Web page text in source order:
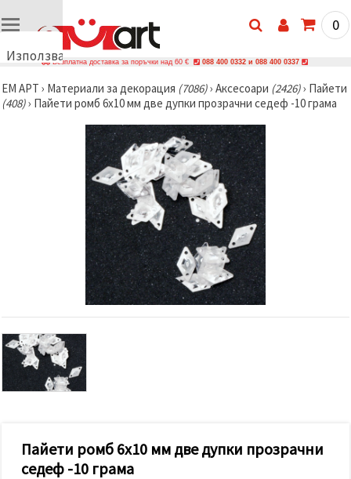
Използваме
🍪
Използваме
да
показваме
по-
релевантно
съдържание
и реклами,
включително
за анализ
маркетинг.
0
Безплатна доставка за поръчки над 60 € 088 400 0332 и 088 400 0337
ЕМ АРТ › Материали за декорация (7086)› Аксесоари (2426)› Пайети
(408)› Пайети ромб 6x10 мм две дупки прозрачни седеф -10 грама
Пайети ромб 6x10 мм две дупки прозрачни
седеф -10 грама